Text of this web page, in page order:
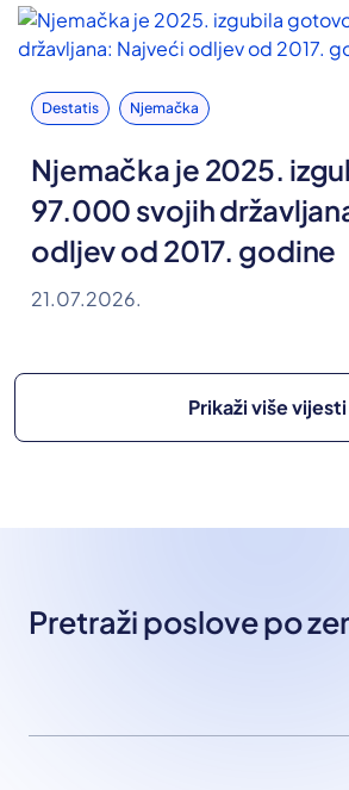
Destatis Njemačka
Njemačka je 2025.
97.000 svojih
odljev od 2017. godine
21.07.2026.
Prikaži više vijesti
Pretraži poslove po